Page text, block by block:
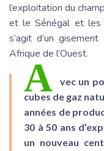
l’exploitation du
et le Sénégal et les
s’agit d’un
Afrique de l’Ouest.
A
vec un
cubes de gaz
années de
30 à 50 ans
un nouveau